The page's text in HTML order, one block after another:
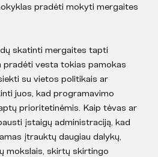
pradėti mokyti mergaites
skatinti mergaites tapti
vesta tokias pamokas
su vietos politikais ar
juos, kad programavimo
prioritetinėmis. Kaip tėvas ar
įstaigų administraciją, kad
įtrauktų daugiau dalykų,
mokslais, skirtų skirtingo